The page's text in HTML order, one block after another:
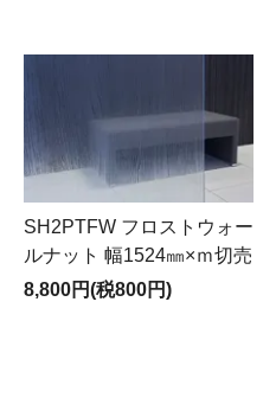
SH2PTFW フロストウォー
ルナット 幅1524㎜×ｍ切売
8,800円(税800円)